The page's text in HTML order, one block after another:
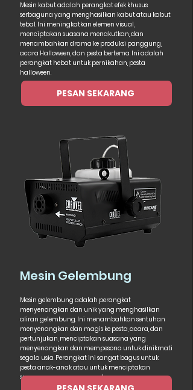
Mesin kabut adalah perangkat efek khusus
serbaguna yang menghasilkan kabut atau kabut
tebal. Ini meningkatkan elemen visual,
menciptakan suasana menakutkan, dan
menambahkan drama ke produksi panggung,
acara Halloween, dan pesta bertema. Ini adalah
perangkat hebat untuk pernikahan, pesta
halloween.
PESAN SEKARANG
Mesin Gelembung
Mesin gelembung adalah perangkat
menyenangkan dan unik yang menghasilkan
aliran gelembung. Ini menambahkan sentuhan
menyenangkan dan magis ke pesta, acara, dan
pertunjukan, menciptakan suasana yang
menyenangkan dan mempesona untuk dinikmati
segala usia. Perangkat ini sangat bagus untuk
pesta anak-anak atau untuk menciptakan
suasana yang menyenangkan.